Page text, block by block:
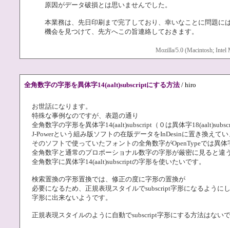
原因がデータ破損とは思いませんでした。
本業務は、先日印刷まで完了しており、幸いなことに問題に
機会を見つけて、先方へこの旨連絡しておきます。
Mozilla/5.0 (Macintosh; Intel
全角数字の字形を異体字14(aalt)subscriptにする方法/ hiro
お世話になります。
特殊な事例なのですが、表題の通り
全角数字の字形を異体字14(aalt)subscript（０は異体字
J-Powerという組み版ソフトの在版データをInDesinに置き換えて
そのソフトで使っていたフォントの全角数字がOpenTypeでは異
全角数字と通常のプロポーショナル数字の字形が厳密に見ると違
全角数字に異体字14(aalt)subscriptの字形を使いたいです。
検索置換の字形置換では、修正の度に字形の置換が
必要になるため、正規表現スタイルでsubscript字形になるように
字形に出来ないようです。
正規表現スタイルのように自動でsubscript字形にする方法はない